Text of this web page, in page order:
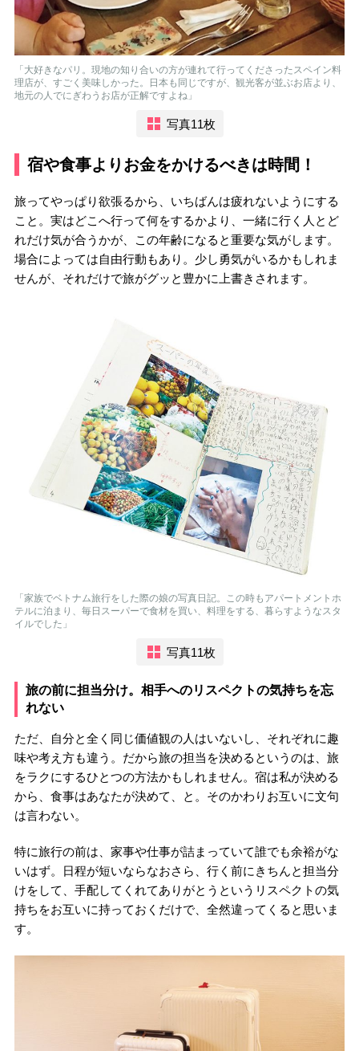
「大好きなパリ。現地の知り合いの方が連れて行ってくださったスペイン料
理店が、すごく美味しかった。日本も同じですが、観光客が並ぶお店より、
地元の人でにぎわうお店が正解ですよね」
写真11枚
宿や食事よりお金をかけるべきは時間！
旅ってやっぱり欲張るから、いちばんは疲れないようにする
こと。実はどこへ行って何をするかより、一緒に行く人とど
れだけ気が合うかが、この年齢になると重要な気がします。
場合によっては自由行動もあり。少し勇気がいるかもしれま
せんが、それだけで旅がグッと豊かに上書きされます。
「家族でベトナム旅行をした際の娘の写真日記。この時もアパートメントホ
テルに泊まり、毎日スーパーで食材を買い、料理をする、暮らすようなスタ
イルでした」
写真11枚
旅の前に担当分け。相手へのリスペクトの気持ちを忘
れない
ただ、自分と全く同じ価値観の人はいないし、それぞれに趣
味や考え方も違う。だから旅の担当を決めるというのは、旅
をラクにするひとつの方法かもしれません。宿は私が決める
から、食事はあなたが決めて、と。そのかわりお互いに文句
は言わない。
特に旅行の前は、家事や仕事が詰まっていて誰でも余裕がな
いはず。日程が短いならなおさら、行く前にきちんと担当分
けをして、手配してくれてありがとうというリスペクトの気
持ちをお互いに持っておくだけで、全然違ってくると思いま
す。